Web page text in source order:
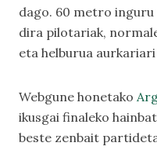
dago. 60 metro
dira pilotariak,
eta helburua
Webgune honetako
ikusgai finaleko
beste zenbait